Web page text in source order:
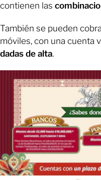
contienen las
También se pueden
móviles, con una cuenta
dadas de alta.